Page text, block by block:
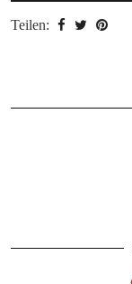
Teilen: